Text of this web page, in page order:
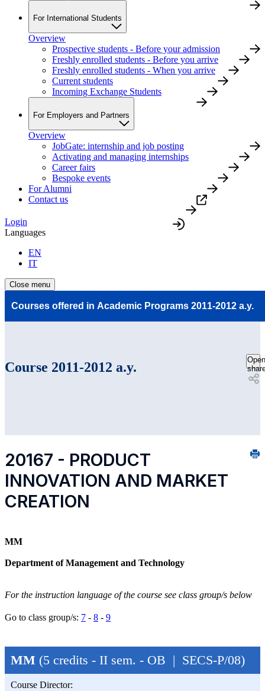
For International Students
Overview
Prospective students - Before your admission
Freshly enrolled students - Before you arrive
Freshly enrolled students - When you arrive
Current students
Incoming Exchange Students
For Employers and Partners
Overview
JobGate: internship and job posting
Activating and managing internships
Career fairs
Bespoke events
For Alumni
Contact us
Login
Languages
EN
IT
Close menu
Courses offered in Academic Programs 2011-2012 a.y.
Course 2011-2012 a.y.
Open
20167 - PRODUCT
INNOVATION AND MARKET
CREATION
MM
Department of Management and Technology
For the instruction language of the course see class group/s below
Go to class group/s: 7 - 8 - 9
MM (5 credits - II sem. - OB | SECS-P/08)
Course Director: